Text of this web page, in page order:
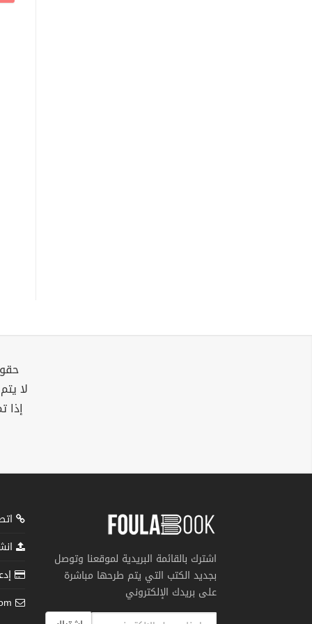
لا
إذا
اشترك بالقائمة البريدية لموقعنا وتوصل
بجديد الكتب التي يتم طرحها مباشرة
على بريدك الإلكتروني